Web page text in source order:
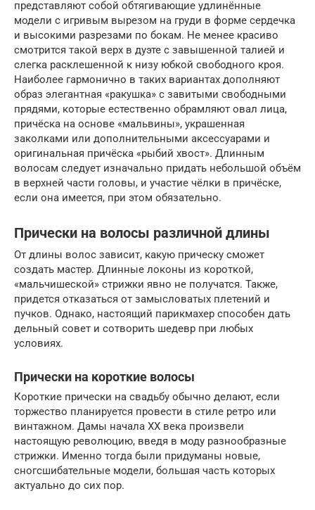
представляют собой обтягивающие удлинённые
модели с игривым вырезом на груди в форме сердечка
и высокими разрезами по бокам. Не менее красиво
смотрится такой верх в дуэте с завышенной талией и
слегка расклешенной к низу юбкой свободного кроя.
Наиболее гармонично в таких вариантах дополняют
образ элегантная «ракушка» с завитыми свободными
прядями, которые естественно обрамляют овал лица,
причёска на основе «мальвины», украшенная
заколками или дополнительными аксессуарами и
оригинальная причёска «рыбий хвост». Длинным
волосам следует изначально придать небольшой объём
в верхней части головы, и участие чёлки в причёске,
если она имеется, при этом обязательно.
Прически на волосы различной длины
От длины волос зависит, какую прическу сможет
создать мастер. Длинные локоны из короткой,
«мальчишеской» стрижки явно не получатся. Также,
придется отказаться от замысловатых плетений и
пучков. Однако, настоящий парикмахер способен дать
дельный совет и сотворить шедевр при любых
условиях.
Прически на короткие волосы
Короткие прически на свадьбу обычно делают, если
торжество планируется провести в стиле ретро или
винтажном. Дамы начала ХХ века произвели
настоящую революцию, введя в моду разнообразные
стрижки. Именно тогда были придуманы новые,
сногсшибательные модели, большая часть которых
актуально до сих пор.